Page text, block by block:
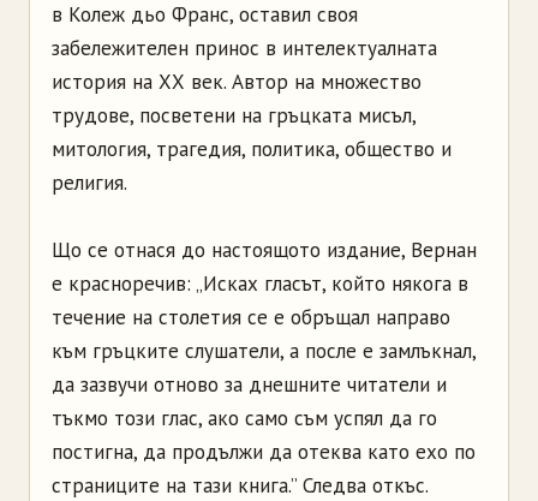
в Колеж дьо Франс, оставил своя
забележителен принос в интелектуалната
история на ХХ век. Автор на множество
трудове, посветени на гръцката мисъл,
митология, трагедия, политика, общество и
религия.
Що се отнася до настоящото издание, Вернан
е красноречив: „Исках гласът, който някога в
течение на столетия се е обръщал направо
към гръцките слушатели, а после е замлъкнал,
да зазвучи отново за днешните читатели и
тъкмо този глас, ако само съм успял да го
постигна, да продължи да отеква като ехо по
страниците на тази книга.” Следва откъс.